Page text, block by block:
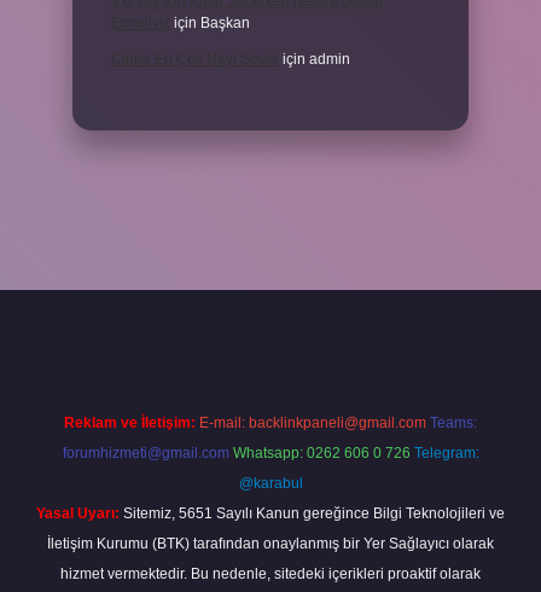
için Başkan
için admin
Reklam ve İletişim: E-mail: backlinkpaneli@gmail.com Teams:
forumhizmeti@gmail.com Whatsapp: 0262 606 0 726 Telegram:
@karabul
Yasal Uyarı: Sitemiz, 5651 Sayılı Kanun gereğince Bilgi Teknolojileri ve
İletişim Kurumu (BTK) tarafından onaylanmış bir Yer Sağlayıcı olarak
hizmet vermektedir. Bu nedenle, sitedeki içerikleri proaktif olarak